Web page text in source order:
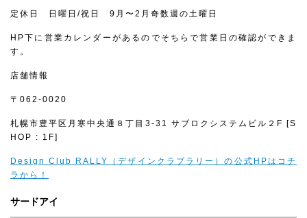
定休日 日曜日/祝日 9月〜2月奇数週の土曜日
HP下に営業カレンダーがあるのでそちらで営業日の確認ができま
す。
店舗情報
〒062-0020
札幌市豊平区月寒中央通８丁目3-31 サブロクシステムビル２F [S
HOP : 1F]
Design Club RALLY（デザインクラブラリー）の公式HPはコチ
ラから！
サードアイ